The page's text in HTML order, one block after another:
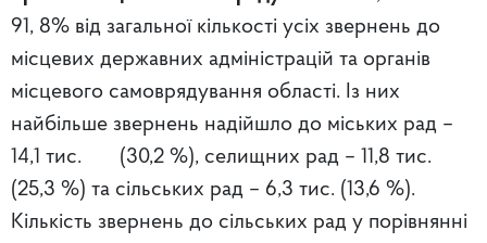
91, 8% від загальної кількості усіх звернень до
місцевих державних адміністрацій та органів
місцевого самоврядування області. Із них
найбільше звернень надійшло до міських рад –
14,1 тис. (30,2 %), селищних рад – 11,8 тис.
(25,3 %) та сільських рад – 6,3 тис. (13,6 %).
Кількість звернень до сільських рад у порівнянні